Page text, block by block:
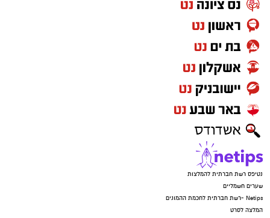
נטיפס רשת חברתית להמלצות
שערים חשמליים
Netips -רשת חברתית לחכמת ההמונים
המלצה לסרט